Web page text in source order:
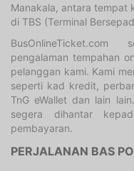
Manakala, antara tempat
di TBS (Terminal
BusOnlineTicket.com
pengalaman tempahan
pelanggan kami. Kami
seperti kad kredit,
TnG eWallet dan lain
segera dihantar
pembayaran.
PERJALANAN BAS